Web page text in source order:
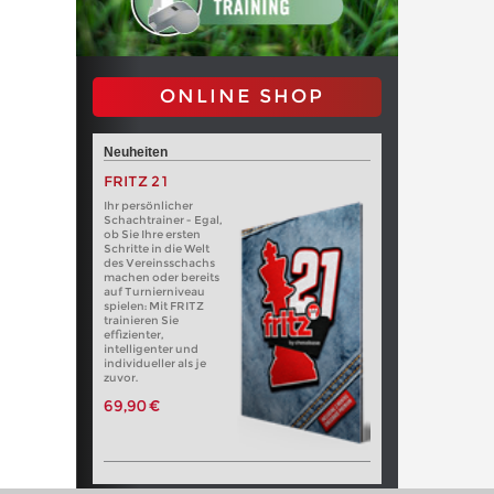
ONLINE SHOP
Neuheiten
FRITZ 21
Ihr persönlicher
Schachtrainer - Egal,
ob Sie Ihre ersten
Schritte in die Welt
des Vereinsschachs
machen oder bereits
auf Turnierniveau
spielen: Mit FRITZ
trainieren Sie
effizienter,
intelligenter und
individueller als je
zuvor.
69,90 €